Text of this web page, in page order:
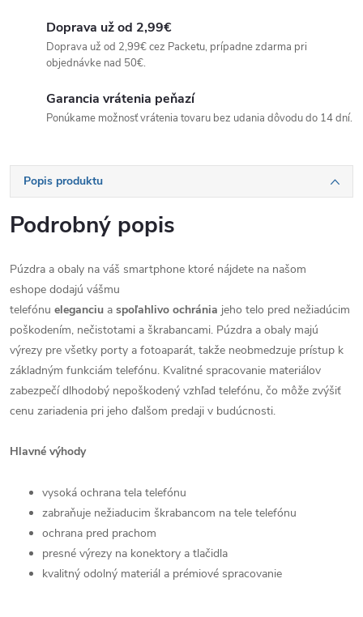
Doprava už od 2,99€
Doprava už od 2,99€ cez Packetu, prípadne zdarma pri
objednávke nad 50€.
Garancia vrátenia peňazí
Ponúkame možnosť vrátenia tovaru bez udania dôvodu do 14 dní.
Popis produktu
Podrobný popis
Púzdra a obaly na váš smartphone ktoré nájdete na našom
eshope dodajú vášmu
telefónu eleganciu a spoľahlivo ochránia jeho telo pred nežiadúcim
poškodením, nečistotami a škrabancami. Púzdra a obaly majú
výrezy pre všetky porty a fotoaparát, takže neobmedzuje prístup k
základným funkciám telefónu. Kvalitné spracovanie materiálov
zabezpečí dlhodobý nepoškodený vzhľad telefónu, čo môže zvýšiť
cenu zariadenia pri jeho ďalšom predaji v budúcnosti.
Hlavné výhody
vysoká ochrana tela telefónu
zabraňuje nežiaducim škrabancom na tele telefónu
ochrana pred prachom
presné výrezy na konektory a tlačidla
kvalitný odolný materiál a prémiové spracovanie